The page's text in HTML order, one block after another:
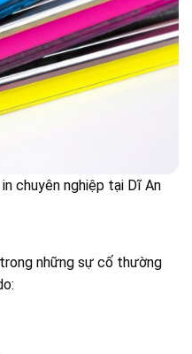
chuyên nghiệp tại Dĩ An
những sự cố thường